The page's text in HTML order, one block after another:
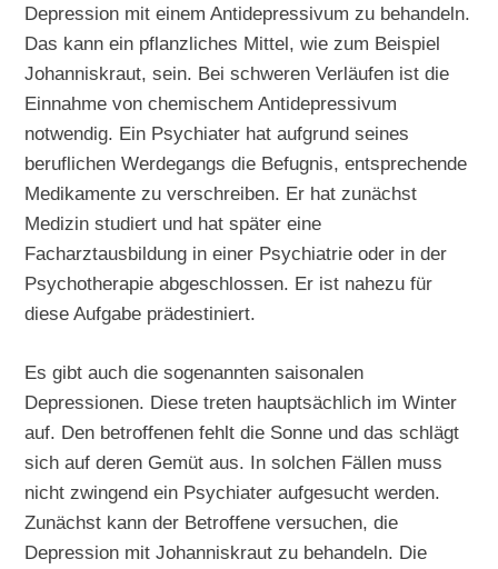
Depression mit einem Antidepressivum zu behandeln.
Das kann ein pflanzliches Mittel, wie zum Beispiel
Johanniskraut, sein. Bei schweren Verläufen ist die
Einnahme von chemischem Antidepressivum
notwendig. Ein Psychiater hat aufgrund seines
beruflichen Werdegangs die Befugnis, entsprechende
Medikamente zu verschreiben. Er hat zunächst
Medizin studiert und hat später eine
Facharztausbildung in einer Psychiatrie oder in der
Psychotherapie abgeschlossen. Er ist nahezu für
diese Aufgabe prädestiniert.
Es gibt auch die sogenannten saisonalen
Depressionen. Diese treten hauptsächlich im Winter
auf. Den betroffenen fehlt die Sonne und das schlägt
sich auf deren Gemüt aus. In solchen Fällen muss
nicht zwingend ein Psychiater aufgesucht werden.
Zunächst kann der Betroffene versuchen, die
Depression mit Johanniskraut zu behandeln. Die